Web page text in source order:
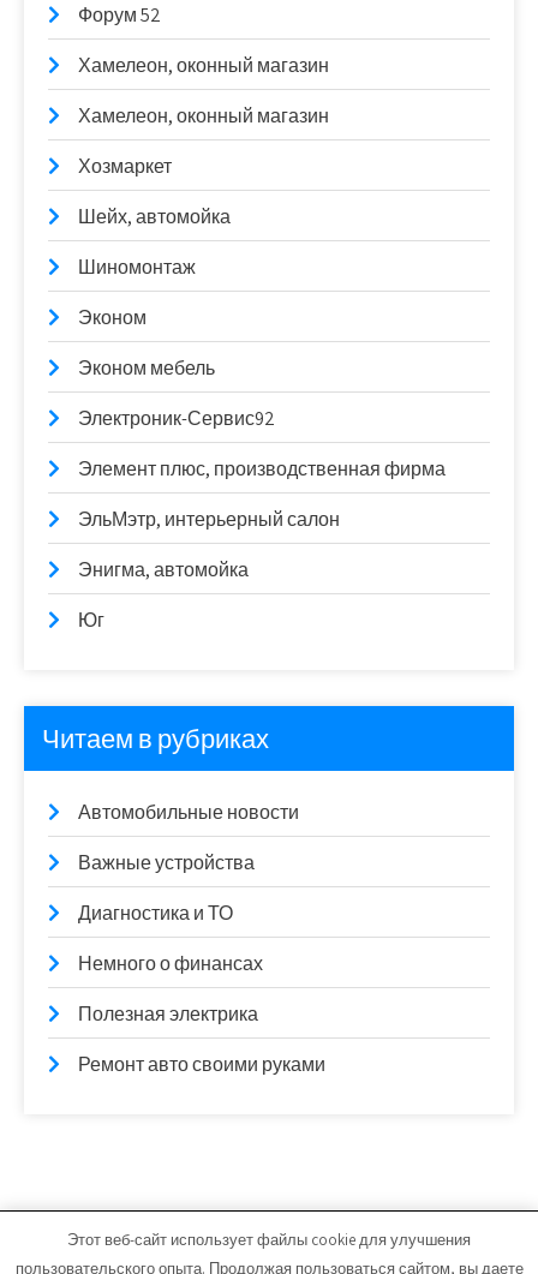
Форум 52
Хамелеон, оконный магазин
Хамелеон, оконный магазин
Хозмаркет
Шейх, автомойка
Шиномонтаж
Эконом
Эконом мебель
Электроник-Сервис92
Элемент плюс, производственная фирма
ЭльМэтр, интерьерный салон
Энигма, автомойка
Юг
Читаем в рубриках
Автомобильные новости
Важные устройства
Диагностика и ТО
Немного о финансах
Полезная электрика
Ремонт авто своими руками
avtovoz54.ru - Работает на WordPress
Этот веб-сайт использует файлы cookie для улучшения
пользовательского опыта. Продолжая пользоваться сайтом, вы даете